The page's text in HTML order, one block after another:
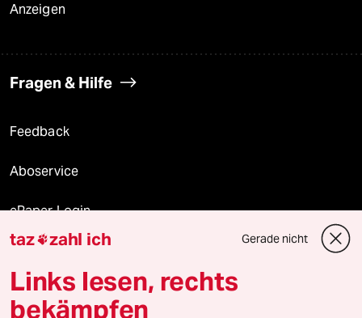
Anzeigen
Fragen & Hilfe
Feedback
Aboservice
ePaper Login
Downloads für Abonnierende
taz zahl ich Gerade nicht
Links lesen, rechts
bekämpfen